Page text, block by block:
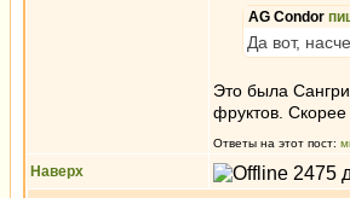
AG Condor
Да вот,
Это была
фруктов.
Ответы на этот пост:
Наверх